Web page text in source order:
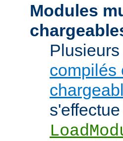
Modules
compilés